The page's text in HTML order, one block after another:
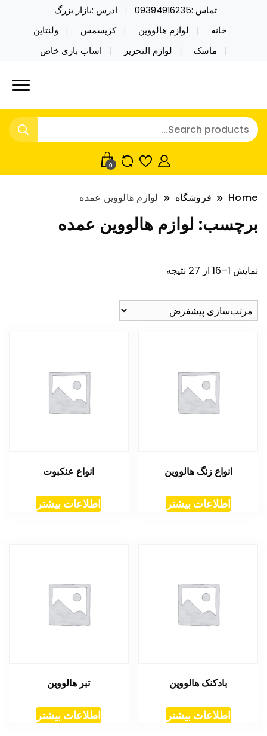
تماس :09394916235
ادرس :بازار بزرگ
خانه
لوازم هالووین کریسمس
ولنتاین
ماسک
لوازم التحریر اساب بازی خاص
نایکر توی فروش عمده لوازم هالووین
ولن تاین کادویی کریسمس اکسسوری
خرید محصولات خاص فیجت اسباب بازی تراول ماگ نایکر
توی فروش عمده لوازم هالووین ولن تاین کادویی
کریسمس اکسسوری ماسک در واردات مستقیم
0
Home فروشگاه لوازم هالووین عمده
برچسب: لوازم هالووین عمده
نمایش 1–16 از 27 نتیجه
انواع زنگ هالووین
اطلاعات بیشتر
انواع عنکبوت
اطلاعات بیشتر
بادکنک هالووین
اطلاعات بیشتر
تبر هالووین
اطلاعات بیشتر